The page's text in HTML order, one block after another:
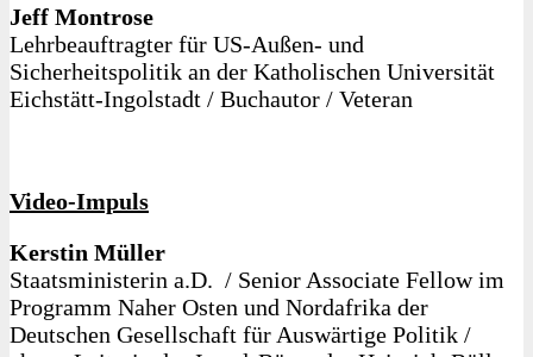
Jeff Montrose
Lehrbeauftragter für US-Außen- und
Sicherheitspolitik an der Katholischen Universität
Eichstätt-Ingolstadt / Buchautor / Veteran
Video-Impuls
Kerstin Müller
Staatsministerin a.D. / Senior Associate Fellow im
Programm Naher Osten und Nordafrika der
Deutschen Gesellschaft für Auswärtige Politik /